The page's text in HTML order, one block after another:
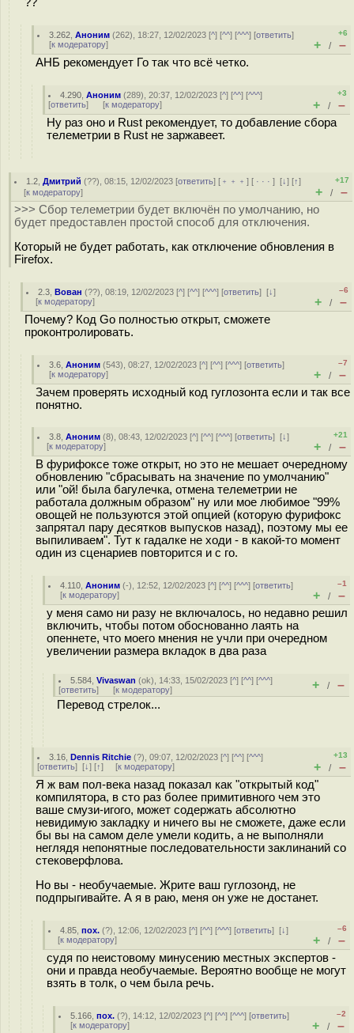
3.262 ,Аноним (262), 18:27, 12/02/2023 [^] [^^] [^^^] [ответить]
[к модератору]
+6
+ / –
АНБ рекомендует Го так что всё четко.
4.290 ,Аноним (289), 20:37, 12/02/2023 [^] [^^] [^^^]
[ответить] [к модератору]
+3
+ / –
Ну раз оно и Rust рекомендует, то добавление сбора
телеметрии в Rust не заржавеет.
1.2 ,Дмитрий (??), 08:15, 12/02/2023 [ответить] [ ﹢﹢﹢] [ · · ·][↓] [↑]
[к модератору]
+17
+ / –
>>> Сбор телеметрии будет включён по умолчанию, но
будет предоставлен простой способ для отключения.
Который не будет работать, как отключение обновления в
Firefox.
2.3 ,Вован (??), 08:19, 12/02/2023 [^] [^^] [^^^] [ответить][↓]
[к модератору]
–6
+ / –
Почему? Код Go полностью открыт, сможете
проконтролировать.
3.6 ,Аноним (543), 08:27, 12/02/2023 [^] [^^] [^^^] [ответить]
[к модератору]
–7
+ / –
Зачем проверять исходный код гуглозонта если и так все
понятно.
3.8 ,Аноним (8), 08:43, 12/02/2023 [^] [^^] [^^^] [ответить][↓]
[к модератору]
+21
+ / –
В фурифоксе тоже открыт, но это не мешает очередному
обновлению "сбрасывать на значение по умолчанию"
или "ой! была багулечка, отмена телеметрии не
работала должным образом" ну или мое любимое "99%
овощей не пользуются этой опцией (которую фурифокс
запрятал пару десятков выпусков назад), поэтому мы ее
выпиливаем". Тут к гадалке не ходи - в какой-то момент
один из сценариев повторится и с го.
4.110 ,Аноним (-), 12:52, 12/02/2023 [^] [^^] [^^^] [ответить]
[к модератору]
–1
+ / –
у меня само ни разу не включалось, но недавно решил
включить, чтобы потом обоснованно лаять на
опеннете, что моего мнения не учли при очередном
увеличении размера вкладок в два раза
5.584 ,Vivaswan (ok), 14:33, 15/02/2023 [^] [^^] [^^^]
[ответить] [к модератору] + / –
Перевод стрелок...
3.16 ,Dennis Ritchie (?), 09:07, 12/02/2023 [^] [^^] [^^^]
[ответить] [↓] [↑] [к модератору]
+13
+ / –
Я ж вам пол-века назад показал как "открытый код"
компилятора, в сто раз более примитивного чем это
ваше смузи-игого, может содержать абсолютно
невидимую закладку и ничего вы не сможете, даже если
бы вы на самом деле умели кодить, а не выполняли
неглядя непонятные последовательности заклинаний со
стековерфлова.
Но вы - необучаемые. Жрите ваш гуглозонд, не
подпрыгивайте. А я в раю, меня он уже не достанет.
4.85 ,пох. (?), 12:06, 12/02/2023 [^] [^^] [^^^] [ответить][↓]
[к модератору]
–6
+ / –
судя по неистовому минусению местных экспертов -
они и правда необучаемые. Вероятно вообще не могут
взять в толк, о чем была речь.
5.166 ,пох. (?), 14:12, 12/02/2023 [^] [^^] [^^^] [ответить]
[к модератору]
–2
+ / –